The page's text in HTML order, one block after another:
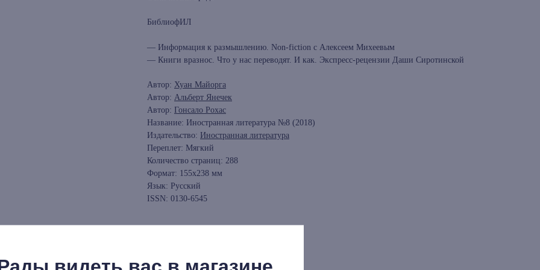
БиблиофИЛ
— Информация к размышлению. Non-fiction c Алексеем Михеевым
— Книги вразнос. Что у нас переводят. И как. Экспресс-рецензии Даши Сиротинской
Автор: Хуан Майорга
Автор: Альберт Янечек
Автор: Гонсало Рохас
Название: Иностранная литература №8 (2018)
Издательство: Иностранная литература
Переплет: Мягкий
Количество страниц: 288
Формат: 155х238 мм
Язык: Русский
ISSN: 0130-6545